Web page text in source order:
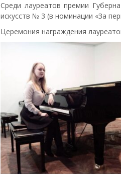
Среди лауреатов премии
искусств № 3 (в номинации «За
Церемония награждения